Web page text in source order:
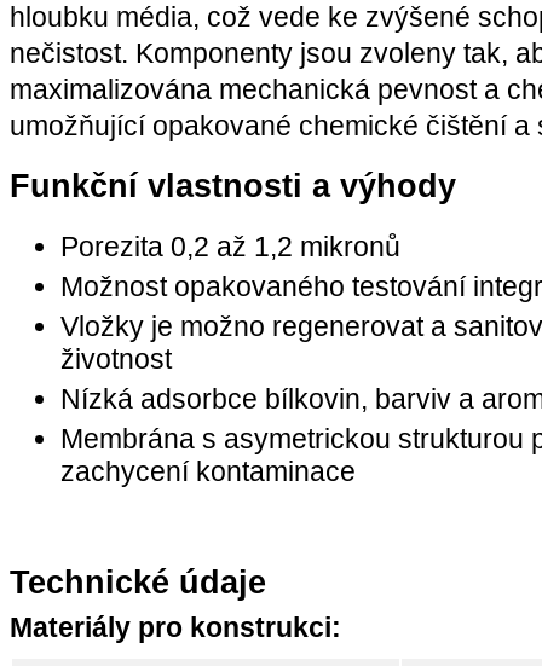
hloubku média, což vede ke zvýšené
nečistost. Komponenty jsou zvoleny tak,
maximalizována mechanická pevnost a
umožňující opakované chemické čištění a
Funkční vlastnosti a výhody
Porezita 0,2 až 1,2 mikronů
Možnost opakovaného testování
Vložky je možno regenerovat a
životnost
Nízká adsorbce bílkovin, barviv a
Membrána s asymetrickou strukturou
zachycení kontaminace
Technické údaje
Materiály pro konstrukci: